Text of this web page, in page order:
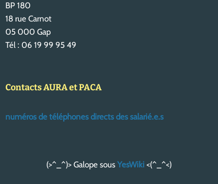
BP 180
18 rue Carnot
05 000 Gap
Tél : 06 19 99 95 49
Contacts AURA et PACA
numéros de téléphones directs des salarié.e.s
(>^_^)> Galope sous YesWiki <(^_^<)